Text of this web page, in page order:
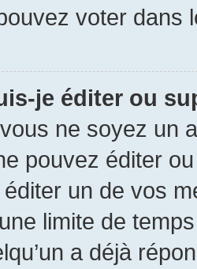
voter dans
je éditer ou
ne soyez un
pouvez éditer
un de vos
limite de
a déjà